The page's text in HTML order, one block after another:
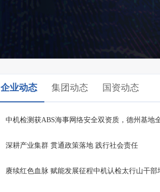
企业动态 集团动态 国资动态
中机检测获ABS海事网络安全双资质，德州基地
E26/E27...
深耕产业集群 贯通政策落地 践行社会责任
赓续红色血脉 赋能发展征程中机认检太行山干部